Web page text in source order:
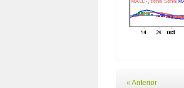
« Anterior